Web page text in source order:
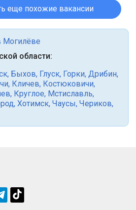
еще похожие вакансии
Могилёве
области:
, Быхов, Глуск, Горки, Дрибин,
, Кличев, Костюковичи,
, Круглое, Мстиславль,
, Хотимск, Чаусы, Чериков,